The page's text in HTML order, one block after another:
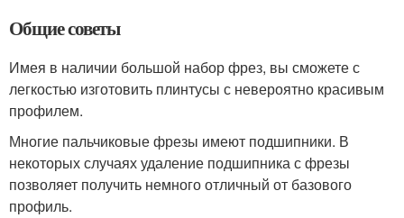
Общие советы
Имея в наличии большой набор фрез, вы сможете с
легкостью изготовить плинтусы с невероятно красивым
профилем.
Многие пальчиковые фрезы имеют подшипники. В
некоторых случаях удаление подшипника с фрезы
позволяет получить немного отличный от базового
профиль.